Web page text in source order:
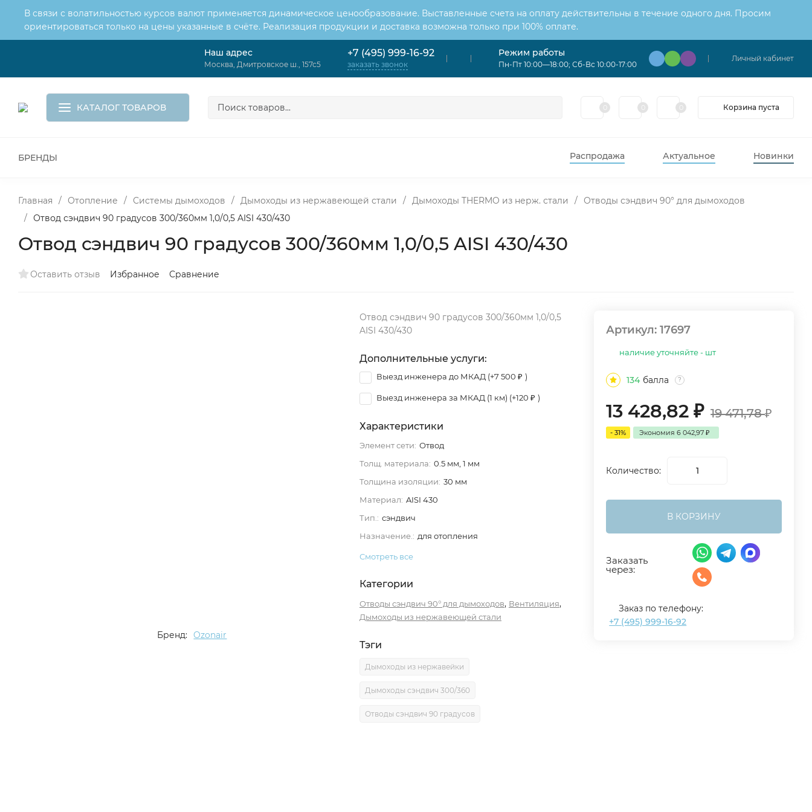
В связи с волатильностью курсов валют применяется динамическое ценообразование. Выставленные счета на оплату действительны в течение одного дня. Просим
ориентироваться только на цены указанные в счёте. Реализация продукции и доставка возможна только при 100% оплате.
Корзина
Наш адрес
Москва, Дмитровское ш., 157с5
+7 (495) 999-16-92
заказать звонок
Режим работы
Пн-Пт 10:00—18:00; Сб-Вс 10:00-17:00
Личный кабинет
КАТАЛОГ ТОВАРОВ Корзина пуста
БРЕНДЫ Распродажа Актуальное Новинки
Главная / Отопление / Системы дымоходов / Дымоходы из нержавеющей стали / Дымоходы THERMO из нерж. стали / Отводы сэндвич 90° для дымоходов
/ Отвод сэндвич 90 градусов 300/360мм 1,0/0,5 AISI 430/430
Отвод сэндвич 90 градусов 300/360мм 1,0/0,5 AISI 430/430
Оставить отзыв Избранное Сравнение
Бренд: Ozonair
Отвод сэндвич 90 градусов 300/360мм 1,0/0,5
AISI 430/430
Дополнительные услуги:
Выезд инженера до МКАД (+7 500 ₽ )
Выезд инженера за МКАД (1 км) (+120 ₽ )
Характеристики
Элемент сети: Отвод
Толщ. материала: 0.5 мм, 1 мм
Толщина изоляции: 30 мм
Материал: AISI 430
Тип.: сэндвич
Назначение.: для отопления
Смотреть все
Категории
Отводы сэндвич 90° для дымоходов, Вентиляция,
Дымоходы из нержавеющей стали
Тэги
Дымоходы из нержавейки
Дымоходы сэндвич 300/360
Отводы сэндвич 90 градусов
Артикул:17697
наличие уточняйте - шт
134 балла ?
13 428,82₽ 19 471,78₽
- 31% Экономия6 042,97₽
Количество:
В КОРЗИНУ
Заказать
через:
Заказ по телефону:
+7 (495) 999-16-92